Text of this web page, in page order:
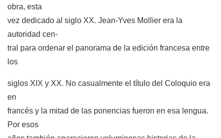
obra, esta
vez dedicado al siglo XX. Jean-Yves Mollier era la
autoridad cen-
tral para ordenar el panorama de la edición francesa entre
los
siglos XIX y XX. No casualmente el título del Coloquio era
en
francés y la mitad de las ponencias fueron en esa lengua.
Por esos